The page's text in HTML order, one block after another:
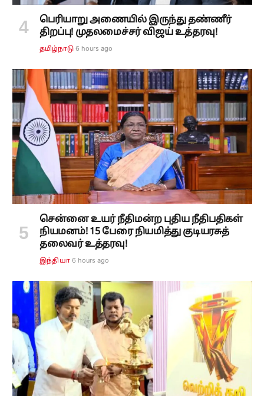
பெரியாறு அணையில் இருந்து தண்ணீர்
திறப்பு! முதலமைச்சர் விஜய் உத்தரவு!
தமிழ்நாடு 6 hours ago
சென்னை உயர் நீதிமன்ற புதிய நீதிபதிகள்
நியமனம்! 15 பேரை நியமித்து குடியரசுத்
தலைவர் உத்தரவு!
இந்தியா 6 hours ago